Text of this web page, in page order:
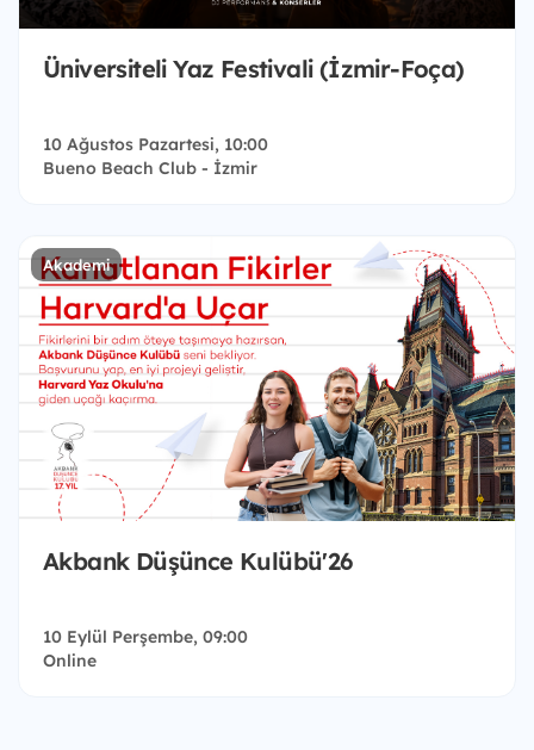
Üniversiteli Yaz Festivali (İzmir-Foça)
10 Ağustos Pazartesi, 10:00
Bueno Beach Club - İzmir
Akademi
Akbank Düşünce Kulübü'26
10 Eylül Perşembe, 09:00
Online